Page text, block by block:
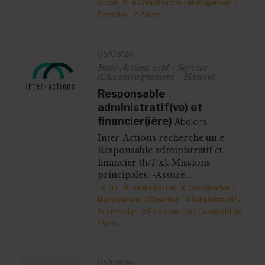
social # # Coordination / Management /
Direction
# Autre
05/08/26
Inter-Actions asbl - Service
d'Accompagnement - Hannut
Responsable
administratif(ve) et
financier(ière) Abolens
Inter-Actions recherche un.e
Responsable administratif et
financier (h/f/x). Missions
principales: -Assure...
# CDI # Temps partiel
# Coordination /
Management / Direction
# Administratif /
Secrétariat # Financement / Comptabilité
/ Vente
05/08/26